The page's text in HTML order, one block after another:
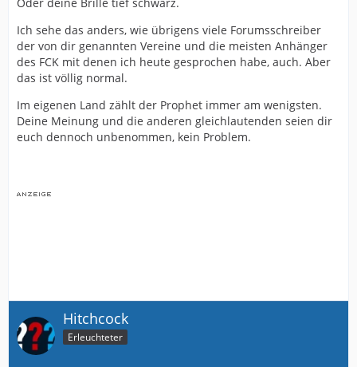
Ich sehe das anders, wie übrigens viele Forumsschreiber
der von dir genannten Vereine und die meisten Anhänger
des FCK mit denen ich heute gesprochen habe, auch. Aber
das ist völlig normal.
Im eigenen Land zählt der Prophet immer am wenigsten.
Deine Meinung und die anderen gleichlautenden seien dir
euch dennoch unbenommen, kein Problem.
Hitchcock
Erleuchteter